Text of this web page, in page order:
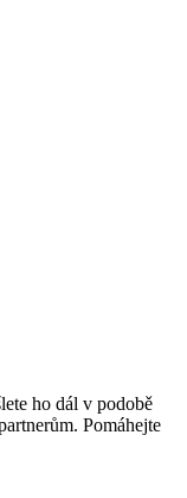
ho dál v podobě
Pomáhejte